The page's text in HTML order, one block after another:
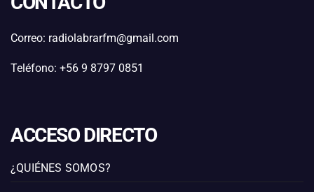
Correo: radiolabrarfm@gmail.com
Teléfono: +56 9 8797 0851
ACCESO DIRECTO
¿QUIÉNES SOMOS?